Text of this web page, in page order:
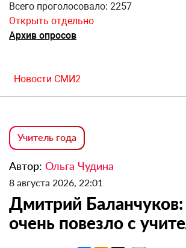
Всего проголосовало: 2257
Открыть отдельно
Архив опросов
Новости СМИ2
Учитель года
Автор: Ольга Чудина
8 августа 2026, 22:01
Дмитрий
очень повезло с